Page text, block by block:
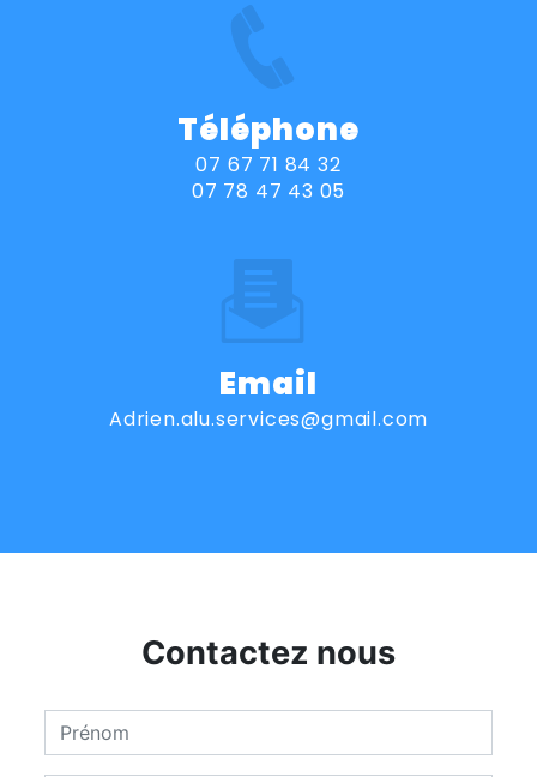
Téléphone
07 67 71 84 32
07 78 47 43 05
Email
adrien.alu.services@gmail.com
Contactez nous